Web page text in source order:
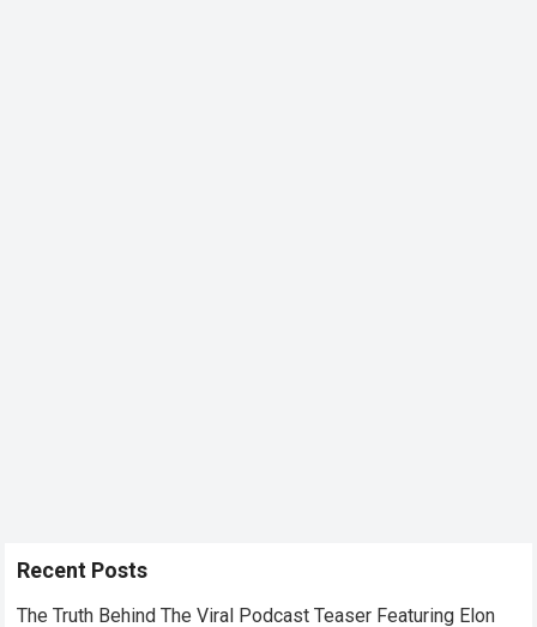
Recent Posts
The Truth Behind The Viral Podcast Teaser Featuring Elon